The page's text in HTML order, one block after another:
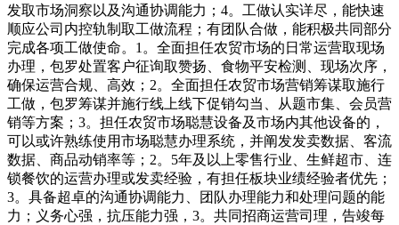
发取市场洞察以及沟通协调能力；4。工做认实详尽，能快速
顺应公司内控轨制取工做流程；有团队合做，能积极共同部分
完成各项工做使命。1。全面担任农贸市场的日常运营取现场
办理，包罗处置客户征询取赞扬、食物平安检测、现场次序，
确保运营合规、高效；2。全面担任农贸市场营销筹谋取施行
工做，包罗筹谋并施行线上线下促销勾当、从题市集、会员营
销等方案；3。担任农贸市场聪慧设备及市场内其他设备的，
可以或许熟练使用市场聪慧办理系统，并阐发发卖数据、客流
数据、商品动销率等；2。5年及以上零售行业、生鲜超市、连
锁餐饮的运营办理或发卖经验，有担任板块业绩经验者优先；
3。具备超卓的沟通协调能力、团队办理能力和处理问题的能
力；义务心强，抗压能力强，3。共同招商运营司理，告竣每